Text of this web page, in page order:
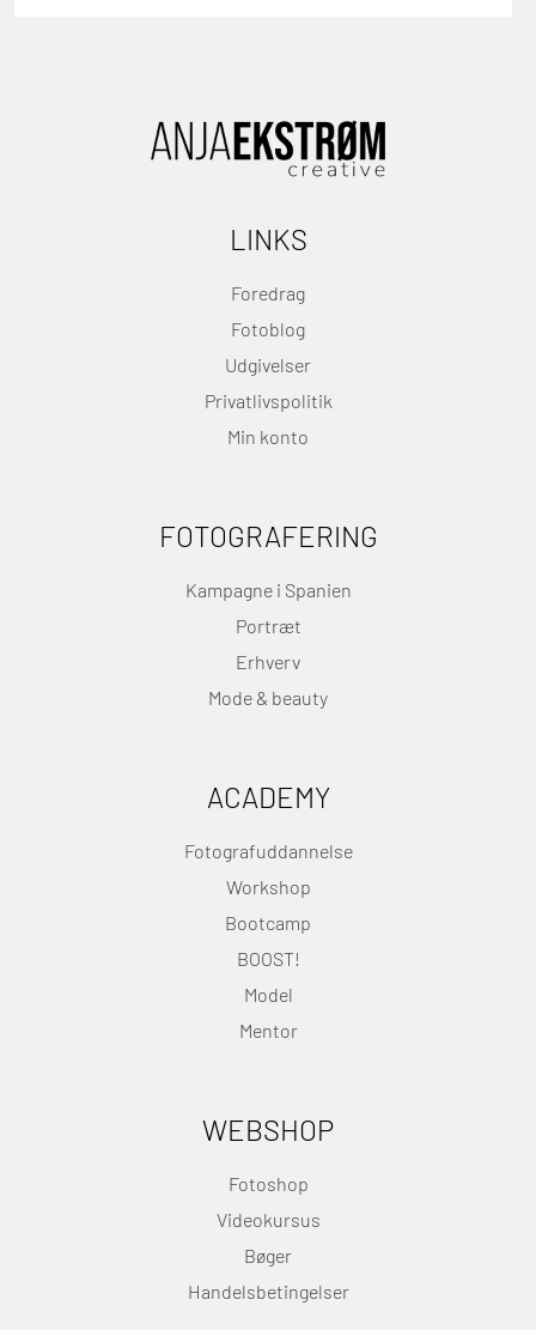
LINKS
Foredrag
Fotoblog
Udgivelser
Privatlivspolitik
Min konto
FOTOGRAFERING
Kampagne i Spanien
Portræt
Erhverv
Mode & beauty
ACADEMY
Fotografuddannelse
Workshop
Bootcamp
BOOST!
Model
Mentor
WEBSHOP
Fotoshop
Videokursus
Bøger
Handelsbetingelser